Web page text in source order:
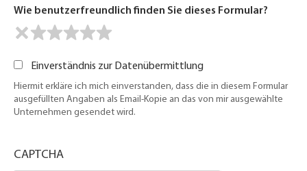
Wie benutzerfreundlich finden Sie dieses Formular?
Einverständnis zur Datenübermittlung
Hiermit erkläre ich mich einverstanden, dass die in diesem Formular
ausgefüllten Angaben als Email-Kopie an das von mir ausgewählte
Unternehmen gesendet wird.
CAPTCHA